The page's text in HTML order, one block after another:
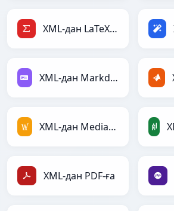
XML-дан LaTeX-ға
XML-дан Markdown-ға
XML-дан MediaWiki-ға
XML-дан PDF-ға